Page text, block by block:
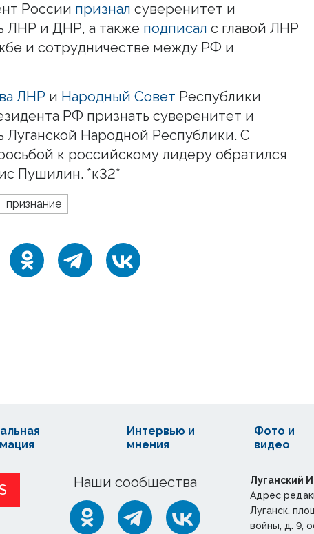
России признал суверенитет и
ЛНР и ДНР, а также подписал с главой ЛНР
и сотрудничестве между РФ и
ЛНР и Народный Совет Республики
РФ признать суверенитет и
Луганской Народной Республики. С
к российскому лидеру обратился
Пушилин. *к32*
признание
Наши сообщества
Интервью и
мнения
Фото и
видео
Луганский
Адрес
Луганск,
войны, д. 9,